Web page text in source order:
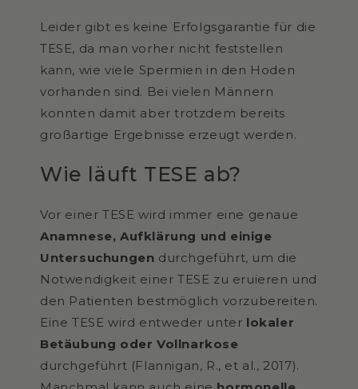
Leider gibt es keine Erfolgsgarantie für die
TESE, da man vorher nicht feststellen
kann, wie viele Spermien in den Hoden
vorhanden sind. Bei vielen Männern
konnten damit aber trotzdem bereits
großartige Ergebnisse erzeugt werden.
Wie läuft TESE ab?
Vor einer TESE wird immer eine genaue
Anamnese, Aufklärung und einige
Untersuchungen durchgeführt, um die
Notwendigkeit einer TESE zu eruieren und
den Patienten bestmöglich vorzubereiten.
Eine TESE wird entweder unter lokaler
Betäubung oder Vollnarkose
durchgeführt (Flannigan, R., et al., 2017).